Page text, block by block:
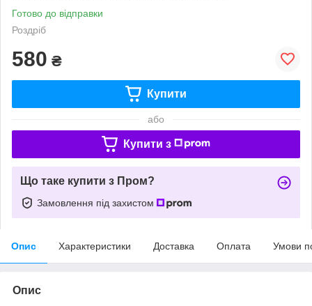
Готово до відправки
Роздріб
580 ₴
Купити
або
Купити з
Що таке купити з Пром?
Замовлення під захистом
Опис Характеристики Доставка Оплата Умови
Опис